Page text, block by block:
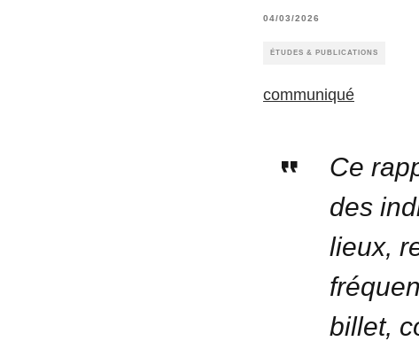
04/03/2026
ÉTUDES & PUBLICATIONS
communiqué
Ce
des
lieux,
billet,